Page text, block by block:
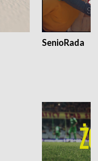
SenioRada